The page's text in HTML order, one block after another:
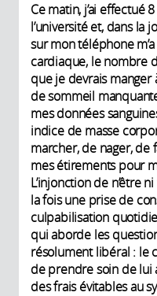
Ce matin, j’ai effectué
l’université et, dans la
sur mon téléphone
cardiaque, le nombre
que je devrais manger
de sommeil
mes données
indice de masse
marcher, de nager, de
mes étirements pour
L’injonction de n’être
la fois une prise de
culpabilisation
qui aborde les
résolument libéral : le
de prendre soin de lui
des frais évitables au